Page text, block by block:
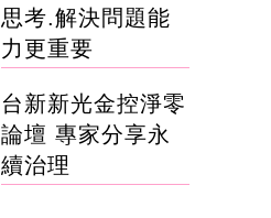
思考.解決問題能
力更重要
台新新光金控淨零
論壇 專家分享永
續治理